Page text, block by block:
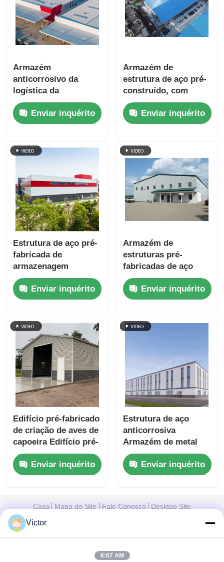
Armazém
anticorrosivo da
logística da
construção da
estrutura do metal de
Q235B Q355B ASTM
Enviar inquérito
Armazém de
estrutura de aço pré-
construído, com
estrutura rígida,
porlinhas,
revestimento de
revestimento
anticorrosivo,
tamanho
personalizado para
armazenamento e uso
industrial
Enviar inquérito
Estrutura de aço pré-
fabricada de
armazenagem
galvanizado a quente
Enviar inquérito
Armazém de
estruturas pré-
fabricadas de aço
para a agricultura
Construção rápida
Q235B Q355B
Enviar inquérito
Edifício pré-fabricado
de criação de aves de
capoeira Edifício pré-
fabricado de
estrutura de aço para
criação de aves de
Enviar inquérito
Estrutura de aço
anticorrosiva
Armazém de metal
industrial Oficina de
metal Edifício de
galpão para
Enviar inquérito
Casa Mapa do Site Fale Conosco
Desktop Site
Victor
6:07 AM